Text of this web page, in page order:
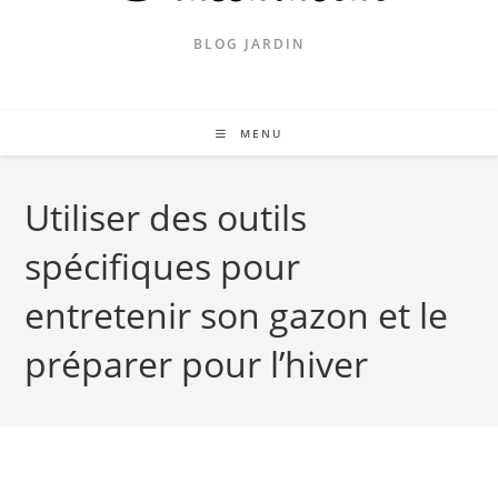
BLOG JARDIN
MENU
Utiliser des outils
spécifiques pour
entretenir son gazon et le
préparer pour l’hiver